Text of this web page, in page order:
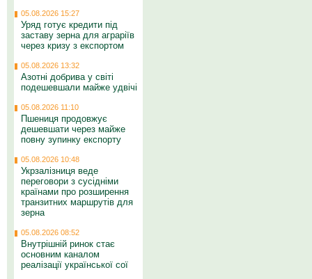
05.08.2026 15:27
Уряд готує кредити під
заставу зерна для аграріїв
через кризу з експортом
05.08.2026 13:32
Азотні добрива у світі
подешевшали майже удвічі
05.08.2026 11:10
Пшениця продовжує
дешевшати через майже
повну зупинку експорту
05.08.2026 10:48
Укрзалізниця веде
переговори з сусідніми
країнами про розширення
транзитних маршрутів для
зерна
05.08.2026 08:52
Внутрішній ринок стає
основним каналом
реалізації української сої